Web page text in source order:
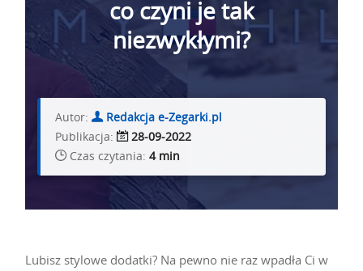
co czyni je tak
niezwykłymi?
Autor:
Redakcja e-Zegarki.pl
Publikacja:
28-09-2022
Czas czytania: 4 min
Lubisz stylowe dodatki? Na pewno nie raz wpadła Ci w